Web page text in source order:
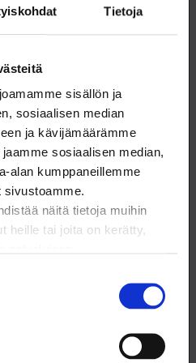
Tietoja
sisällön ja
sosiaalisen median
ja kävijämäärämme
sosiaalisen median,
alan kumppaneillemme
sivustoamme.
näitä tietoja muihin
heille tai joita on kerätty,
ja koulutukset
joita et muualta saa.
Tekoäly
Digiskills
Työsuhde
Anställningsförhållande